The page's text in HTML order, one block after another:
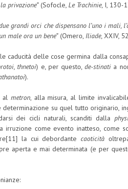
privazione”(Sofocle, Le Trachinie, I, 130-
grandi orci che dispensano l’uno i
male ora un bene”(Omero, Iliade, XXIV,
caducità delle cose germina dalla
,thnetoi) e, per questo,de-stinati a
).
al metron, alla misura, al limite
su quel tutto originario,
dei cicli naturali, scanditi dalla
come evento inatteso, come
la cui debordante caoticità
aperta e mai determinata (e per